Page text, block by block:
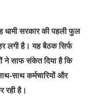
धामी सरकार की पहली फुल
लगी है। यह बैठक सिर्फ
ने साफ संकेत दिया है कि
साथ कर्मचारियों और
रही है।